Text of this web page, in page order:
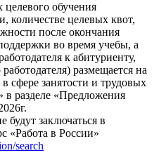
обучения
количестве целевых квот,
после окончания
во время учебы, а
к абитуриенту,
размещается на
сфере занятости и трудовых
в разделе «Предложения
будут заключаться в
«Работа в России»
search